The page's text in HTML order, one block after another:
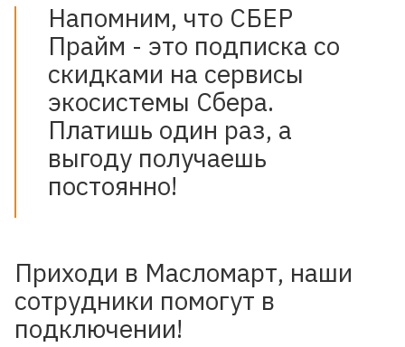
Напомним, что СБЕР
Прайм - это подписка со
скидками на сервисы
экосистемы Сбера.
Платишь один раз, а
выгоду получаешь
постоянно!
Приходи в Масломарт, наши
сотрудники помогут в
подключении!